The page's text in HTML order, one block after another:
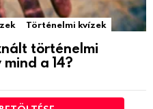
Történelmi kvízek
történelmi
a 14?